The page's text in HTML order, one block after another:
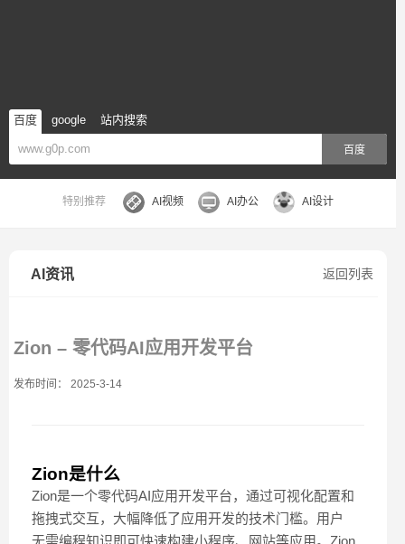
百度 google 站内搜索
百度
特别推荐 AI视频 AI办公 AI设计
返回列表
AI资讯
Zion – 零代码AI应用开发平台
发布时间： 2025-3-14
Zion是什么
Zion是一个零代码AI应用开发平台，通过可视化配置和
拖拽式交互，大幅降低了应用开发的技术门槛。用户